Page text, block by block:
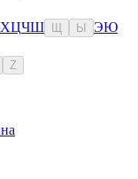
ХЦЧШ Ы ЭЮ
Z